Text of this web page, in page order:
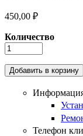
450,00 ₽
Количество
Телефон